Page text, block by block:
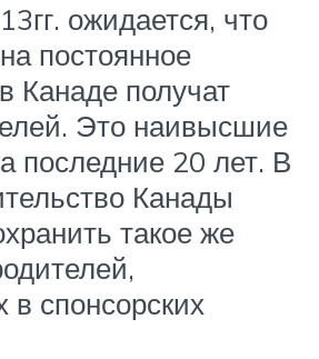
ожидается, что
постоянное
Канаде получат
Это наивысшие
последние 20 лет. В
Канады
такое же
спонсорских